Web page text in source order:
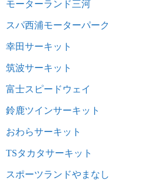
モーターランド三河
スパ西浦モーターパーク
幸田サーキット
筑波サーキット
富士スピードウェイ
鈴鹿ツインサーキット
おわらサーキット
TSタカタサーキット
スポーツランドやまなし